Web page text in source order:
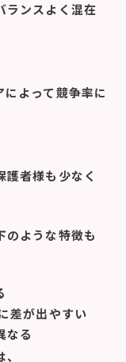
ランスよく混在
よって競争率に
者様も少なく
のような特徴も
差が出やすい
なる